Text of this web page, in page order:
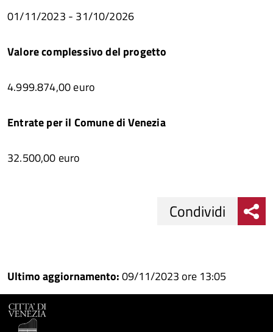
01/11/2023 - 31/10/2026
Valore complessivo del progetto
4.999.874,00 euro
Entrate per il Comune di Venezia
32.500,00 euro
su
Facebook
Condividi
su
Condividi
Condividi
Ultimo aggiornamento:09/11/2023 ore 13:05